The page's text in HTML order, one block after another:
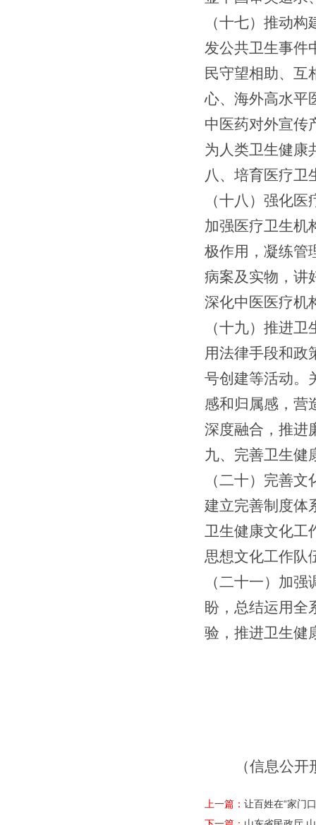
（十七） 推动构
发公共卫生事件
民守望相助、互
心、海外高水平
中医药对外宣传
为 人类卫生健康
八 、 培育医疗卫
（十八） 强化医
加强医疗卫生机
极作用 ， 凝练管
病案及实物，讲
深化中医医疗机
（十九）推进卫
用法律手段和政
号创建等活动。
感和归属感，营
深度融合 ，推
九、完善卫生健
（二十）完善文
建立完善制度体
卫生健康文化工
思想文化工作队
（二十一） 加强
盼，总结运用全
验， 推进卫生健
（信息公
上一篇： 让百姓在“家门